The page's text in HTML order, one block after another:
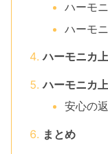
ハーモ
ハーモ
ハーモニカ
ハーモニカ
安心の
まとめ